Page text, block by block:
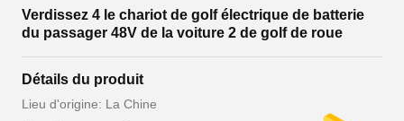
Verdissez 4 le chariot de golf électrique de batterie
du passager 48V de la voiture 2 de golf de roue
Détails du produit
Lieu d'origine: La Chine